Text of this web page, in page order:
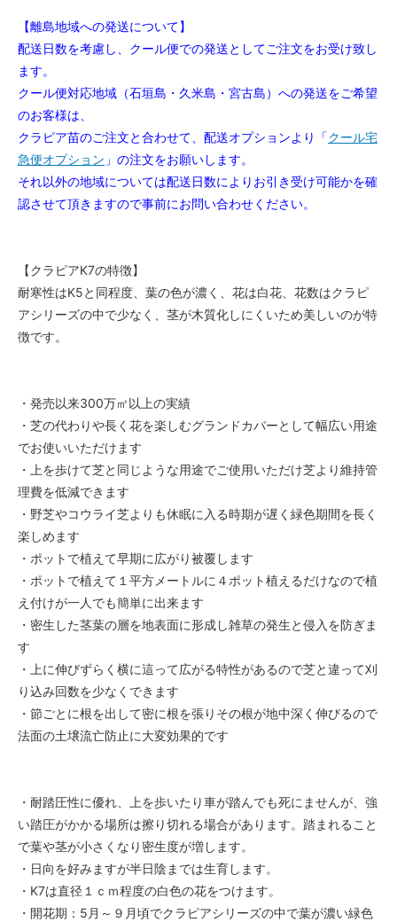
【離島地域への発送について】
配送日数を考慮し、クール便での発送としてご注文をお受け致し
ます。
クール便対応地域（石垣島・久米島・宮古島）への発送をご希望
のお客様は、
クラピア苗のご注文と合わせて、配送オプションより「クール宅
急便オプション 」の注文をお願いします。
それ以外の地域については配送日数によりお引き受け可能かを確
認させて頂きますので事前にお問い合わせください。
【クラピアK7の特徴】
耐寒性はK5と同程度、葉の色が濃く、花は白花、花数はクラピ
アシリーズの中で少なく、茎が木質化しにくいため美しいのが特
徴です。
・発売以来300万㎡以上の実績
・芝の代わりや長く花を楽しむグランドカバーとして幅広い用途
でお使いいただけます
・上を歩けて芝と同じような用途でご使用いただけ芝より維持管
理費を低減できます
・野芝やコウライ芝よりも休眠に入る時期が遅く緑色期間を長く
楽しめます
・ポットで植えて早期に広がり被覆します
・ポットで植えて１平方メートルに４ポット植えるだけなので植
え付けが一人でも簡単に出来ます
・密生した茎葉の層を地表面に形成し雑草の発生と侵入を防ぎま
す
・上に伸びずらく横に這って広がる特性があるので芝と違って刈
り込み回数を少なくできます
・節ごとに根を出して密に根を張りその根が地中深く伸びるので
法面の土壌流亡防止に大変効果的です
・耐踏圧性に優れ、上を歩いたり車が踏んでも死にませんが、強
い踏圧がかかる場所は擦り切れる場合があります。踏まれること
で葉や茎が小さくなり密生度が増します。
・日向を好みますが半日陰までは生育します。
・K7は直径１ｃｍ程度の白色の花をつけます。
・開花期：5月～９月頃でクラピアシリーズの中で葉が濃い緑色